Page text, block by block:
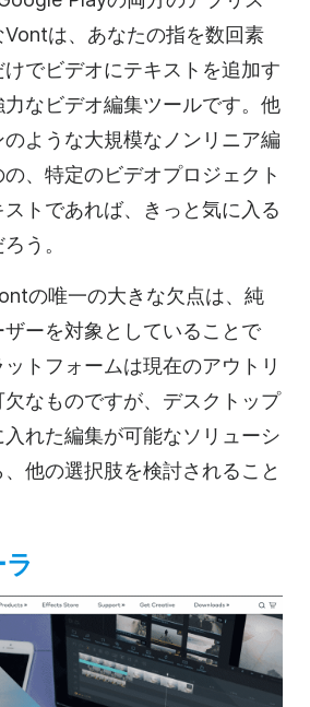
Vontは、あなたの指を数回素
でビデオにテキストを追加す
力なビデオ編集ツールです。他
ような大規模なノンリニア編
、特定のビデオプロジェクト
トであれば、きっと気に入る
う。
の唯一の大きな欠点は、純
ーを対象としていることで
トフォームは現在のアウトリ
なものですが、デスクトップ
れた編集が可能なソリューシ
他の選択肢を検討されること